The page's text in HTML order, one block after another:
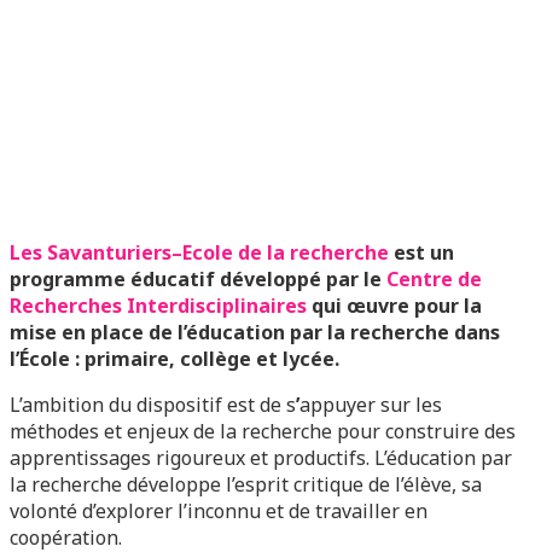
Les Savanturiers–Ecole de la recherche est un
programme éducatif développé par le Centre de
Recherches Interdisciplinaires qui œuvre pour la
mise en place de l’éducation par la recherche dans
l’École : primaire, collège et lycée.
L’ambition du dispositif est de s’appuyer sur les
méthodes et enjeux de la recherche pour construire des
apprentissages rigoureux et productifs. L’éducation par
la recherche développe l’esprit critique de l’élève, sa
volonté d’explorer l’inconnu et de travailler en
coopération.